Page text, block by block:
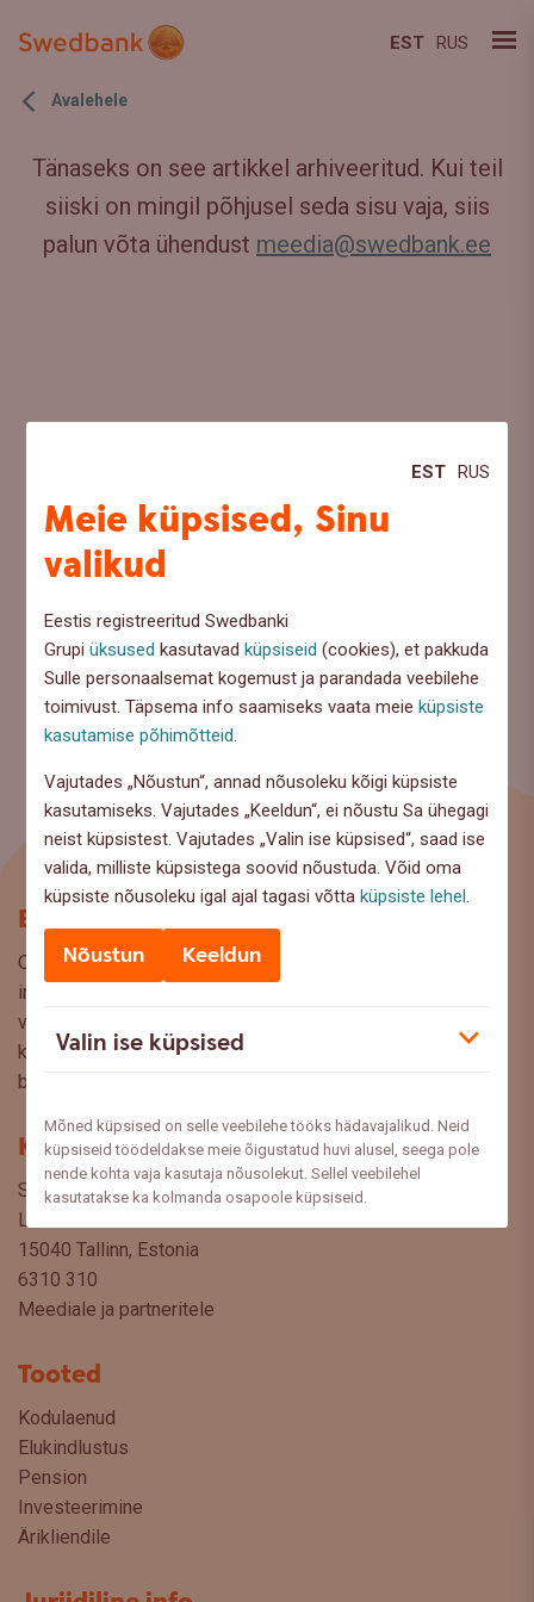
EST RUS
Meie küpsised, Sinu
valikud
Eestis registreeritud Swedbanki
Grupiüksused kasutavadküpsiseid (cookies), et pakkuda
Sulle personaalsemat kogemust ja parandada veebilehe
toimivust. Täpsema info saamiseks vaata meieküpsiste
kasutamise põhimõtteid
Vajutades „Nõustun“, annad nõusoleku kõigi küpsiste
kasutamiseks. Vajutades „Keeldun“, ei nõustu Sa ühegagi
neist küpsistest. Vajutades „Valin ise küpsised“, saad ise
valida, milliste küpsistega soovid nõustuda. Võid oma
küpsiste nõusoleku igal ajal tagasi võttaküpsiste lehel
Nõustun Keeldun
Valin ise küpsised
Mõned küpsised on selle veebilehe tööks hädavajalikud. Neid
küpsiseid töödeldakse meie õigustatud huvi alusel, seega pole
nende kohta vaja kasutaja nõusolekut. Sellel veebilehel
kasutatakse ka kolmanda osapoole küpsiseid.
EST RUS
Avalehele
Tänaseks on see artikkel arhiveeritud. Kui teil
siiski on mingil põhjusel seda sisu vaja, siis
palun võta ühendust meedia@swedbank.ee
Blogi
Oled Swedbanki blogi lehel, kus pakume lugejaile huvitavat
infot ja kasulikke nõuandeid, et saaksite teha kaalutud
valikuid oma rahaasjade korraldamisel. Ootame väga teie
küsimusi, ettepanekuid ja arvamusi, millistel teemadel siit
blogist lugeda sooviksite: meedia@swedbank.ee.
Kontakt
Swedbank AS
Liivalaia 34
15040 Tallinn, Estonia
6310 310
Meediale ja partneritele
Tooted
Kodulaenud
Elukindlustus
Pension
Investeerimine
Ärikliendile